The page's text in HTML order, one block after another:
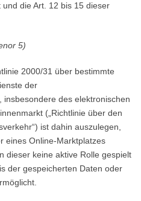
die Art. 12 bis 15 dieser
5)
2000/31 über bestimmte
der
insbesondere des elektronischen
(„Richtlinie über den
ist dahin auszulegen,
eines Online-Marktplatzes
dieser keine aktive Rolle gespielt
der gespeicherten Daten oder